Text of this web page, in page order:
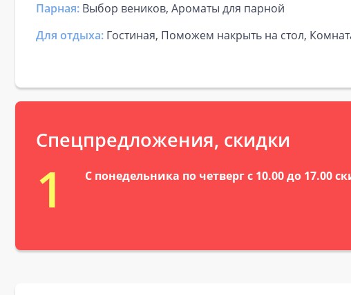
Парная: Выбор веников, Ароматы для парной
Для отдыха: Гостиная, Поможем накрыть на стол,
Спецпредложения, скидки
1 С понедельника по четверг с 10.00 до 17.00